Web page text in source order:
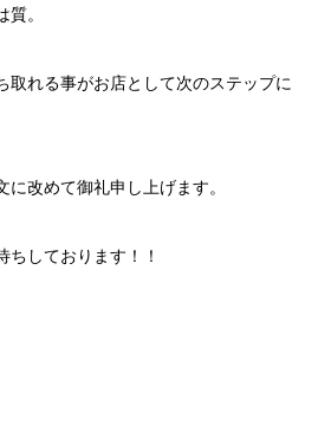
。
取れる事がお店として次のステップに
改めて御礼申し上げます。
ちしております！！